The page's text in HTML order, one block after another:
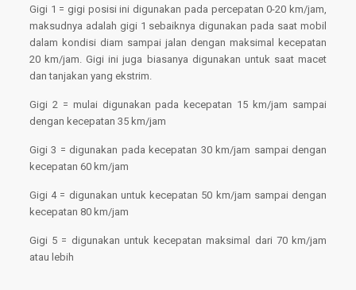
Gigi 1 = gigi posisi ini digunakan pada percepatan 0-20 km/jam,
maksudnya adalah gigi 1 sebaiknya digunakan pada saat mobil
dalam kondisi diam sampai jalan dengan maksimal kecepatan
20 km/jam. Gigi ini juga biasanya digunakan untuk saat macet
dan tanjakan yang ekstrim.
Gigi 2 = mulai digunakan pada kecepatan 15 km/jam sampai
dengan kecepatan 35 km/jam
Gigi 3 = digunakan pada kecepatan 30 km/jam sampai dengan
kecepatan 60 km/jam
Gigi 4 = digunakan untuk kecepatan 50 km/jam sampai dengan
kecepatan 80 km/jam
Gigi 5 = digunakan untuk kecepatan maksimal dari 70 km/jam
atau lebih